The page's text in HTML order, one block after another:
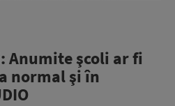
Anumite şcoli ar fi
normal şi în